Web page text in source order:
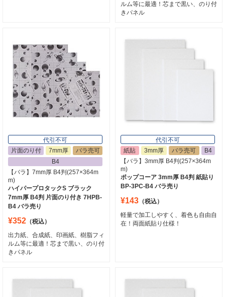
ルム等に最適！芯まで黒い、のり付
きパネル
代引不可
片面のり付
7mm厚
バラ売可
B4
【バラ】7mm厚 B4判(257×364m
m)
ハイパープロタックS ブラック
7mm厚 B4判 片面のり付き 7HPB-
B4 バラ売り
¥352 （税込）
出力紙、合成紙、印画紙、樹脂フィ
ルム等に最適！芯まで黒い、のり付
きパネル
代引不可
紙貼
3mm厚 バラ売可
B4
【バラ】3mm厚 B4判(257×364m
m)
ポップコーア 3mm厚 B4判 紙貼り
BP-3PC-B4 バラ売り
¥143 （税込）
軽量で加工しやすく、着色も自由自
在！両面紙貼り仕様！